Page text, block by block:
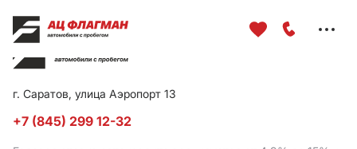
г. Саратов, улица Аэропорт 13
+7 (845) 299 12-32